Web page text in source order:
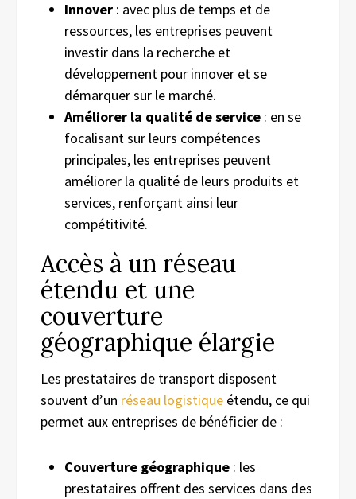
Innover : avec plus de temps et de
ressources, les entreprises peuvent
investir dans la recherche et
développement pour innover et se
démarquer sur le marché.
Améliorer la qualité de service : en se
focalisant sur leurs compétences
principales, les entreprises peuvent
améliorer la qualité de leurs produits et
services, renforçant ainsi leur
compétitivité.
Accès à un réseau
étendu et une
couverture
géographique élargie
Les prestataires de transport disposent
souvent d’un réseau logistique étendu, ce qui
permet aux entreprises de bénéficier de :
Couverture géographique : les
prestataires offrent des services dans des